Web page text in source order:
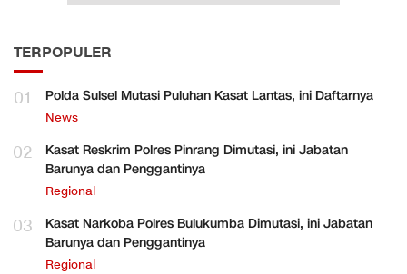
TERPOPULER
01 Polda Sulsel Mutasi Puluhan Kasat Lantas, ini Daftarnya
News
02
Kasat Reskrim Polres Pinrang Dimutasi, ini Jabatan
Barunya dan Penggantinya
Regional
03
Kasat Narkoba Polres Bulukumba Dimutasi, ini Jabatan
Barunya dan Penggantinya
Regional